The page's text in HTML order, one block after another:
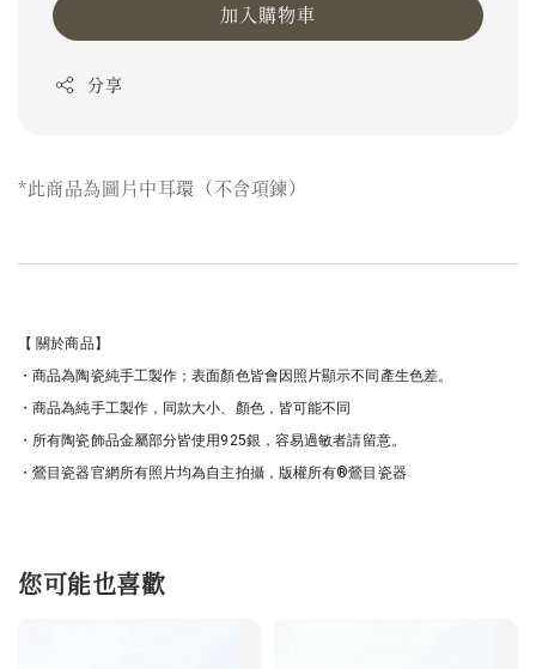
加入購物車
分享
*此商品為圖片中耳環（不含項鍊）
【 關於商品】
・商品為陶瓷純手工製作；表面顏色皆會因照片顯示不同產生色差。
・商品為純手工製作，同款大小、顏色，皆可能不同
・所有陶瓷飾品金屬部分皆使用925銀，容易過敏者請留意。
・鶯目瓷器官網所有照片均為自主拍攝，版權所有®鶯目瓷器
您可能也喜歡